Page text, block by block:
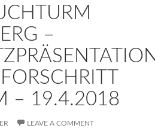
–
– 19.4.2018
LEAVE A COMMENT